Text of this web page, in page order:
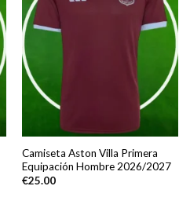
Camiseta Aston Villa Primera
Equipación Hombre 2026/2027
€25.00